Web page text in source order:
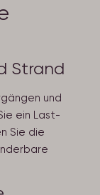
Strand
und
ein Last-
Sie die